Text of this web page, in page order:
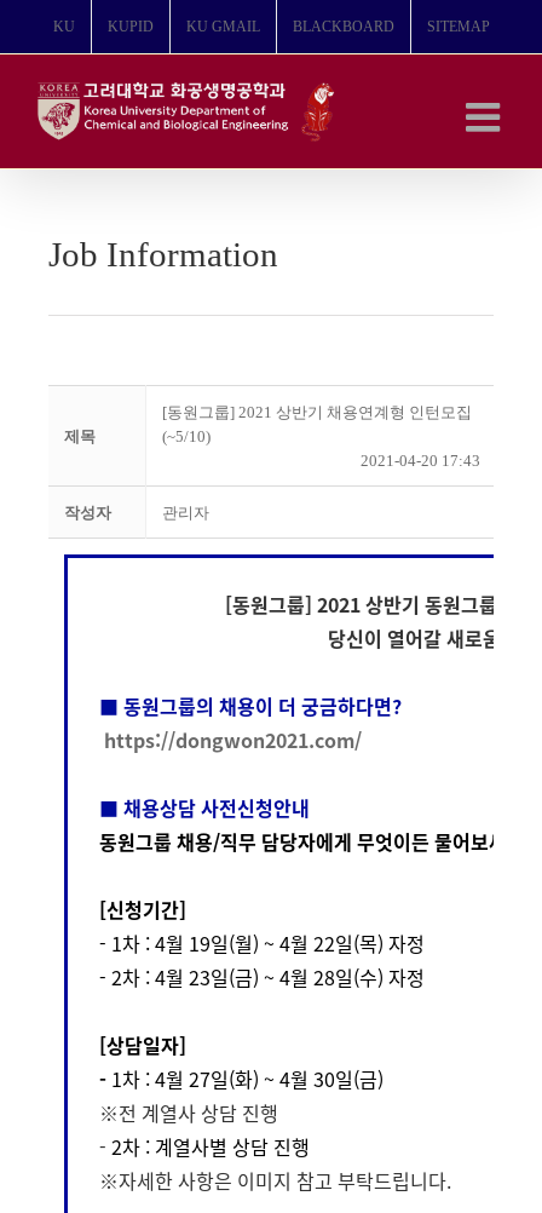
뛰
KU KUPID KU GMAIL BLACKBOARD SITEMAP
Job Information
제목
[동원그룹] 2021 상반기 채용연계형 인턴모집
(~5/10)
2021-04-20 17:43
작성자 관리자
[동원그룹] 2021 상반기 동원그룹 채
당신이 열어갈 새로움 IN
■ 동원그룹의 채용이 더 궁금하다면?
https://dongwon2021.com/
■ 채용상담 사전신청안내
동원그룹 채용/직무 담당자에게 무엇이든 물어보세요:)
[신청기간]
- 1차 : 4월 19일(월) ~ 4월 22일(목) 자정
- 2차 : 4월 23일(금) ~ 4월 28일(수) 자정
[상담일자]
- 1차 : 4월 27일(화) ~ 4월 30일(금)
※전 계열사 상담 진행
- 2차 : 계열사별 상담 진행
※자세한 사항은 이미지 참고 부탁드립니다.